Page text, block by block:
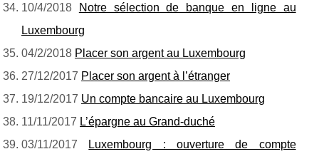
10/4/2018
Notre sélection de banque en ligne au
Luxembourg
04/2/2018 Placer son argent au Luxembourg
27/12/2017 Placer son argent à l’étranger
19/12/2017 Un compte bancaire au Luxembourg
11/11/2017 L’épargne au Grand-duché
03/11/2017
Luxembourg : ouverture de compte